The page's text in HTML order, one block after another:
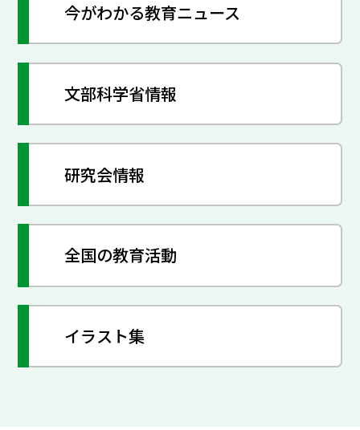
今がわかる教育ニュース
文部科学省情報
研究会情報
全国の教育活動
イラスト集